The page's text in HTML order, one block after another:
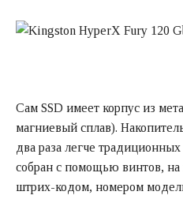
Сам SSD имеет корпус из
магниевый сплав).
два раза легче
собран с помощью винтов, на
штрих-кодом, номером